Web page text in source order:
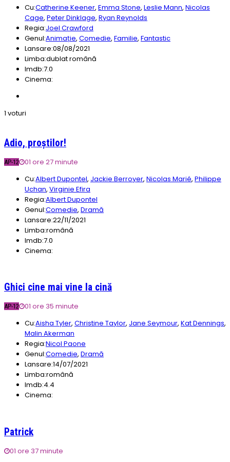
Cu:Catherine Keener, Emma Stone, Leslie Mann, Nicolas
Cage, Peter Dinklage, Ryan Reynolds
Regia:Joel Crawford
Genul:Animație, Comedie, Familie, Fantastic
Lansare:08/08/2021
Limba:dublat română
Imdb:7.0
Cinema:
1 voturi
Adio, proștilor!
AP-12
01 ore 27 minute
Cu:Albert Dupontel, Jackie Berroyer, Nicolas Marié, Philippe
Uchan, Virginie Efira
Regia:Albert Dupontel
Genul:Comedie, Dramă
Lansare:22/11/2021
Limba:română
Imdb:7.0
Cinema:
Ghici cine mai vine la cină
AP-12
01 ore 35 minute
Cu:Aisha Tyler, Christine Taylor, Jane Seymour, Kat Dennings,
Malin Akerman
Regia:Nicol Paone
Genul:Comedie, Dramă
Lansare:14/07/2021
Limba:română
Imdb:4.4
Cinema:
Patrick
01 ore 37 minute